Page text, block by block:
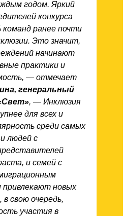
годом. Яркий
конкурса
команд ранее почти
Это значит,
начинают
практики и
— отмечает
генеральный
, — Инклюзия
для всех и
среди самых
людей с
и семей с
новых
свою очередь,
участия в